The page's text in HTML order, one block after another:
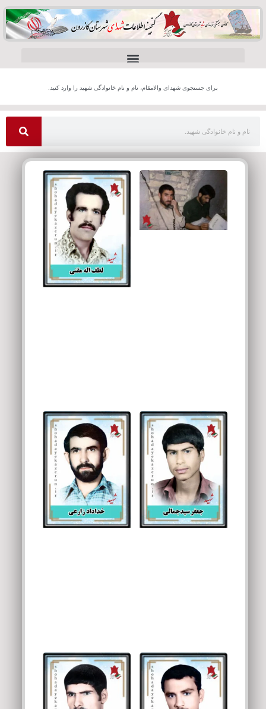
برای جستجوی شهدای والامقام، نام و نام خانوادگی شهید را وارد کنید.